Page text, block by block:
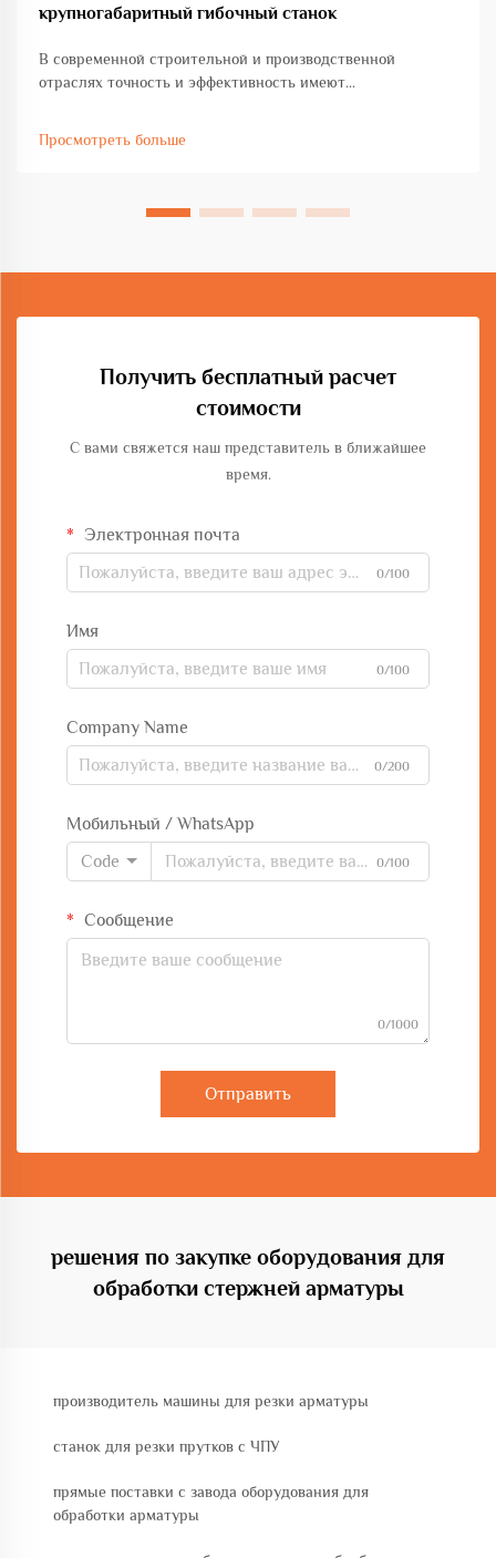
крупногабаритный гибочный станок
В современной строительной и производственной
отраслях точность и эффективность имеют
Крупногабаритный гибочный станок представляет собой
Просмотреть больше
Получить бесплатный расчет
стоимости
С вами свяжется наш представитель в ближайшее
время.
Электронная почта
0/100
Имя
0/100
Company Name
0/200
Мобильный / WhatsApp
Code
0/100
Сообщение
0/1000
Отправить
решения по закупке оборудования для
обработки стержней арматуры
производитель машины для резки арматуры
станок для резки прутков с ЧПУ
прямые поставки с завода оборудования для
обработки арматуры